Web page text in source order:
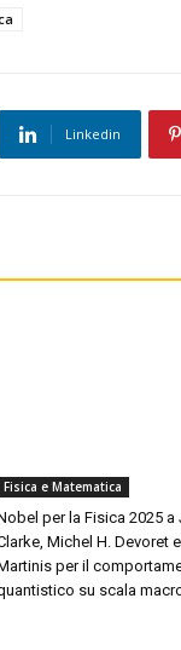
Linkedin
Fisica e Matematica
per la Fisica 2025 a
Michel H. Devoret
per il
su scala